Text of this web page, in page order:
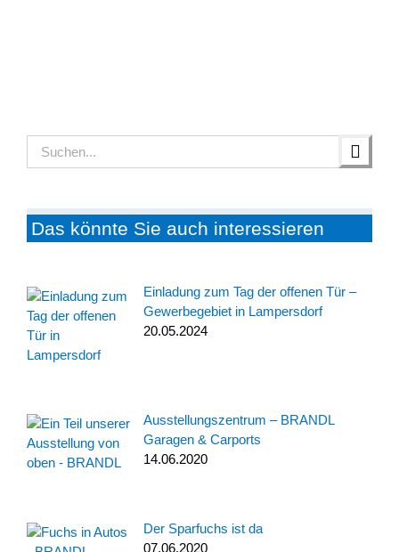
Suche
Das könnte Sie auch interessieren
Einladung zum Tag der offenen Tür –
Gewerbegebiet in Lampersdorf
20.05.2024
Ausstellungszentrum – BRANDL
Garagen & Carports
14.06.2020
Der Sparfuchs ist da
07.06.2020